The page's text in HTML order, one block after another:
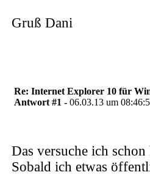
Gruß Dani
Re: Internet Explorer 10 für
Antwort #1 - 06.03.13 um
Das versuche ich
Sobald ich etwas